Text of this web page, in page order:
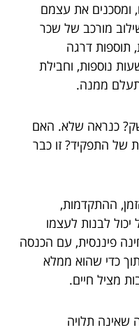
ומסכנים את עצמם
מורכב של שכר
תוספות דרגה
נוספות, וחבילת
ממנה.
כנראה שלא. האם
של התפקיד? זו כבר
ההתקדמות,
לבנות לעצמו
פיננסית, עם הכנסה
כדי שהוא ממלא
מציל חיים.
שאינה תלויה